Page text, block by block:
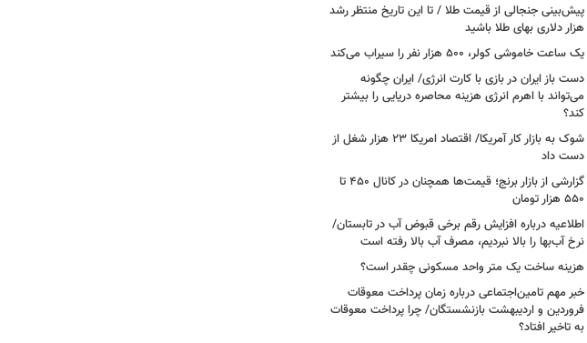
پیش‌بینی جنجالی از قیمت طلا / تا این تاریخ منتظر رشد
هزار دلاری بهای طلا باشید
یک ساعت خاموشی کولر، ۵۰۰ هزار نفر را سیراب می‌کند
دست باز ایران در بازی با کارت انرژی/ ایران چگونه
می‌تواند با اهرم انرژی‌ هزینه محاصره دریایی را بیشتر
کند؟
شوک به بازار کار آمریکا/ اقتصاد امریکا ۲۳ هزار شغل از
دست داد
گزارشی از بازار برنج؛ قیمت‌ها همچنان در کانال ۴۵۰ تا
۵۵۰ هزار تومان
اطلاعیه درباره افزایش رقم برخی قبوض آب در تابستان/
نرخ آب‌بها را بالا نبردیم، مصرف آب بالا رفته است
هزینه ساخت یک متر واحد مسکونی چقدر است؟
خبر مهم تامین‌اجتماعی درباره زمان پرداخت معوقات
فروردین و اردیبهشت بازنشستگان/ چرا پرداخت معوقات
به تاخیر افتاد؟